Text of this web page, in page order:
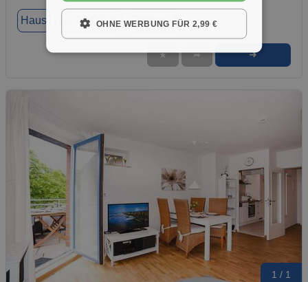
Haus ca. 83,00 m² Zimmer 3
★ ➦ ➜
1 / 1
OHNE WERBUNG FÜR 2,99 €